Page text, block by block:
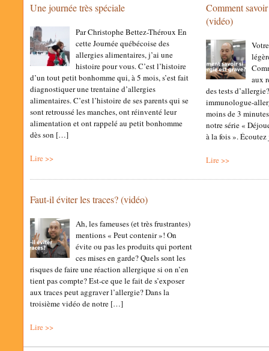
Une journée très spéciale
Par Christophe Bettez-Théroux En
cette Journée québécoise des
allergies alimentaires, j’ai une
histoire pour vous. C’est l’histoire
d’un tout petit bonhomme qui, à 5 mois, s’est fait
diagnostiquer une trentaine d’allergies
alimentaires. C’est l’histoire de ses parents qui se
sont retroussé les manches, ont réinventé leur
alimentation et ont rappelé au petit bonhomme
dès son […]
Lire >>
Comment
(vidéo)
aux
des tests
immunologue-
moins de 3
notre série «
à la fois ».
Lire >>
Faut-il éviter les traces? (vidéo)
Ah, les fameuses (et très frustrantes)
mentions « Peut contenir »! On
évite ou pas les produits qui portent
ces mises en garde? Quels sont les
risques de faire une réaction allergique si on n’en
tient pas compte? Est-ce que le fait de s’exposer
aux traces peut aggraver l’allergie? Dans la
troisième vidéo de notre […]
Lire >>